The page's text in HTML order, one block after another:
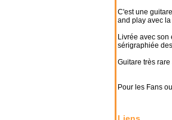
C'est une
and play avec la
Livrée avec son
sérigraphiée
Guitare très
Pour les Fans